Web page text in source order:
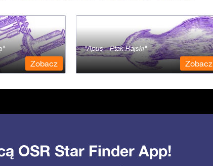
Zobacz
Apus - Ptak Rajski
Zobacz
OSR Star Finder App!